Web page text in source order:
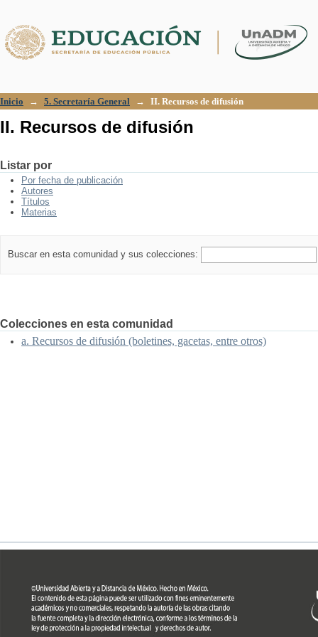
Inicio → 5. Secretaría General → II. Recursos de difusión
II. Recursos de difusión
Listar por
Por fecha de publicación
Autores
Títulos
Materias
Buscar en esta comunidad y sus colecciones:
Colecciones en esta comunidad
a. Recursos de difusión (boletines, gacetas, entre otros)